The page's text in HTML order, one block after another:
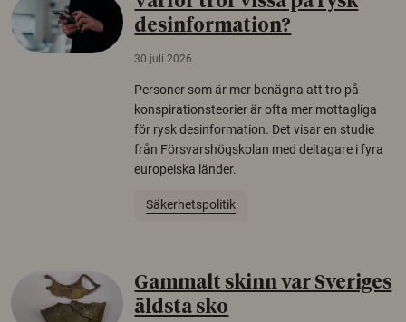
desinformation?
30 juli 2026
Personer som är mer benägna att tro på
konspirationsteorier är ofta mer mottagliga
för rysk desinformation. Det visar en studie
från Försvarshögskolan med deltagare i fyra
europeiska länder.
Säkerhetspolitik
Gammalt skinn var Sveriges
äldsta sko